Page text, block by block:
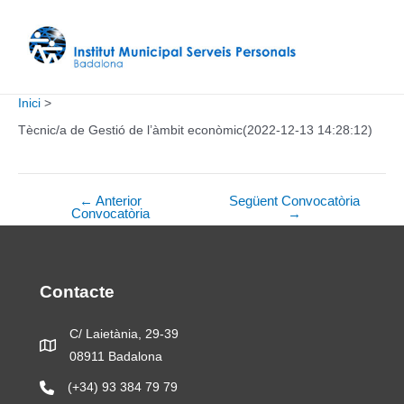
contingut
Inici
Tècnic/a de Gestió de l’àmbit econòmic(2022-12-13 14:28:12)
d'entrades
← Anterior
Convocatòria
Següent Convocatòria
→
Contacte
C/ Laietània, 29-39
08911 Badalona
(+34) 93 384 79 79